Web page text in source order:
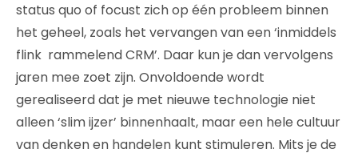
status quo of focust zich op één probleem binnen
het geheel, zoals het vervangen van een ‘inmiddels
flink rammelend CRM’. Daar kun je dan vervolgens
jaren mee zoet zijn. Onvoldoende wordt
gerealiseerd dat je met nieuwe technologie niet
alleen ‘slim ijzer’ binnenhaalt, maar een hele cultuur
van denken en handelen kunt stimuleren. Mits je de